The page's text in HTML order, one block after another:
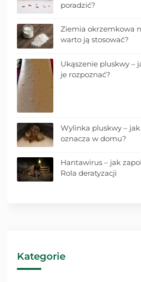
poradzić?
Ziemia okrzemkowa
warto ją stosować?
Ukąszenie pluskwy –
je rozpoznać?
Wylinka pluskwy –
oznacza w domu?
Hantawirus – jak
Rola deratyzacji
Kategorie